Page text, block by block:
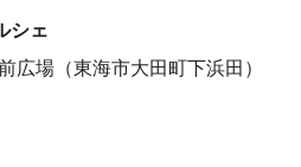
シェ
広場（東海市大田町下浜田）